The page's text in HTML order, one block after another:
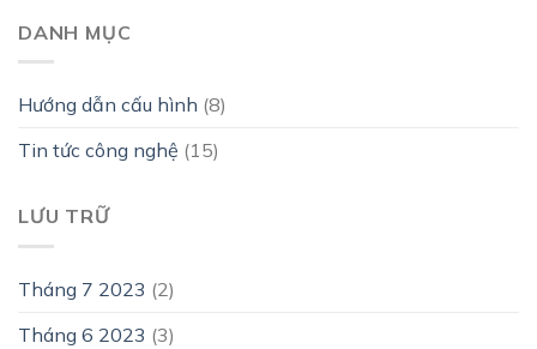
DANH MỤC
Hướng dẫn cấu hình (8)
Tin tức công nghệ (15)
LƯU TRỮ
Tháng 7 2023 (2)
Tháng 6 2023 (3)